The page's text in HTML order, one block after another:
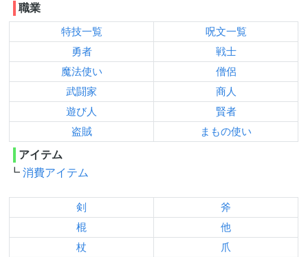
職業
特技一覧
呪文一覧
勇者
戦士
魔法使い
僧侶
武闘家
商人
遊び人
賢者
盗賊
まもの使い
アイテム
消費アイテム
剣
斧
棍
他
杖
爪